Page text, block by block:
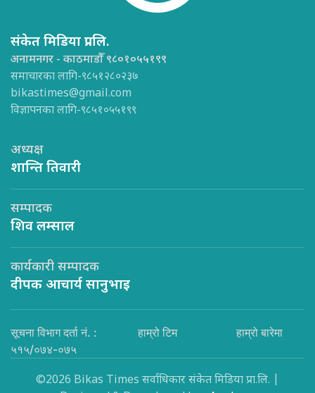
संकेत मिडिया प्रा.लि.
अनामनगर - काठमाडौँ ९८०१०५५१९९
समाचारका लागि-९८५१२८०२३७
bikastimes@gmail.com
विज्ञापनका लागि-९८५१०५५१९९
अध्यक्ष
शान्ति तिवारी
सम्पादक
शिव लम्साल
कार्यकारी सम्पादक
दीपक आचार्य सानुभाइ
सूचना विभाग दर्ता नं. :
५१५/०७४-०७५
हाम्रो टिम हाम्रो बारेमा
©2026 Bikas Times सर्वाधिकार संकेत मिडिया प्रा.लि. |